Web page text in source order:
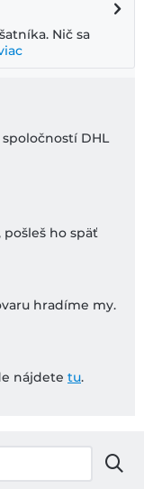
Nič sa
DHL
ho späť
hradíme my.
nájdete tu.